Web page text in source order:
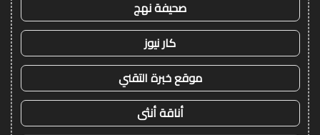
صحيفة نهج
كار نيوز
موقع خبرة التقني
أناقة أنثى